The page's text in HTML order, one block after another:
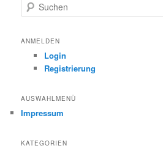
u
h
ANMELDEN
Login
Registrierung
AUSWAHLMENÜ
Impressum
KATEGORIEN